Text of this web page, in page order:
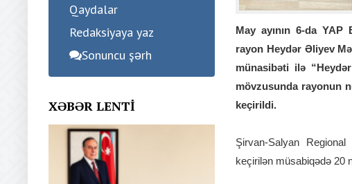
Qaydalar
Redaksiyaya yaz
Sonuncu şərh
XƏBƏR LENTI
May ayının 6-da
rayon Heydər Əliyev
münasibəti ilə
mövzusunda rayonun
keçirildi.
Şirvan-Salyan
keçirilən müsabiqədə 20